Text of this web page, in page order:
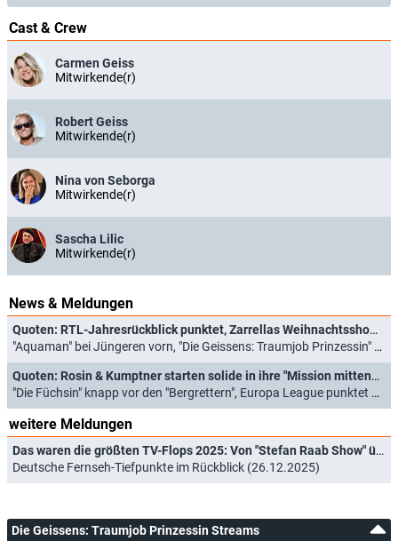
Cast & Crew
Carmen Geiss
Mitwirkende(r)
Robert Geiss
Mitwirkende(r)
Nina von Seborga
Mitwirkende(r)
Sascha Lilic
Mitwirkende(r)
News & Meldungen
Quoten: RTL-Jahresrückblick punktet, Zarrellas Weihnachtsshow deutlich hinter "Zürich-Krimi"
"Aquaman" bei Jüngeren vorn, "Die Geissens: Traumjob Prinzessin" geht erneut unter (05.12.2025)
Quoten: Rosin & Kumptner starten solide in ihre "Mission mittendrin", Geissens enttäuschen
"Die Füchsin" knapp vor den "Bergrettern", Europa League punktet bei RTL (28.11.2025)
weitere Meldungen
Das waren die größten TV-Flops 2025: Von "Stefan Raab Show" über "HeidiFest" bis "Mozart/Mozart"
Deutsche Fernseh-Tiefpunkte im Rückblick (26.12.2025)
Die Geissens: Traumjob Prinzessin Streams